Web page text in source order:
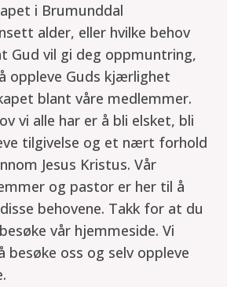
i Brumunddal
alder, eller hvilke behov
Gud vil gi deg oppmuntring,
oppleve Guds kjærlighet
blant våre medlemmer.
vi alle har er å bli elsket, bli
tilgivelse og et nært forhold
Jesus Kristus. Vår
og pastor er her til å
behovene. Takk for at du
vår hjemmeside. Vi
besøke oss og selv oppleve